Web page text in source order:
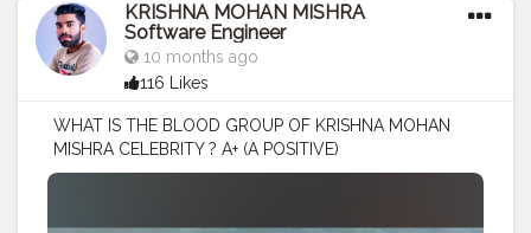
KRISHNA MOHAN MISHRA
Software Engineer
10 months ago
116 Likes
WHAT IS THE BLOOD GROUP OF KRISHNA MOHAN
MISHRA CELEBRITY ? A+ (A POSITIVE)
#MR.KRISHNA101_OFFICIAL#KRISHNAMOHAN